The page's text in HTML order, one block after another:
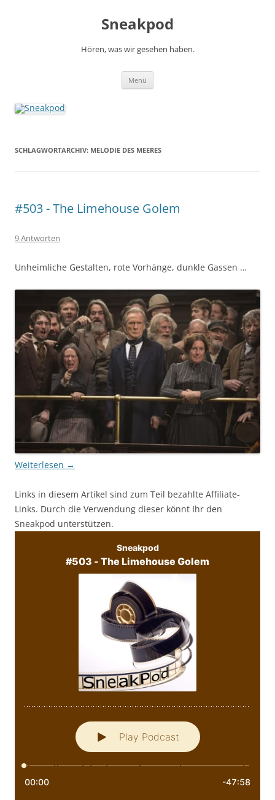
Sneakpod
Hören, was wir gesehen haben.
Menü
SCHLAGWORTARCHIV: MELODIE DES MEERES
#503 - The Limehouse Golem
9 Antworten
Unheimliche Gestalten, rote Vorhänge, dunkle Gassen …
Weiterlesen →
Links in diesem Artikel sind zum Teil bezahlte Affiliate-
Links. Durch die Verwendung dieser könnt Ihr den
Sneakpod unterstützen.